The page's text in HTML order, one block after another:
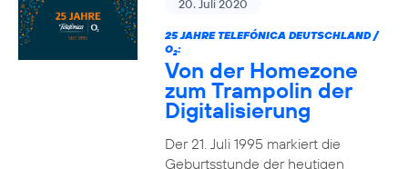
20. Juli 2020
25 JAHRE TELEFÓNICA DEUTSCHLAND /
O2:
Von der Homezone
zum Trampolin der
Digitalisierung
Der 21. Juli 1995 markiert die
Geburtsstunde der heutigen